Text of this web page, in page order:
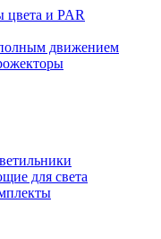
и PAR
движением
для света